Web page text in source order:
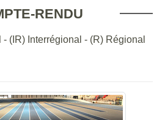
RENDU
- (IR) Interrégional - (R) Régional